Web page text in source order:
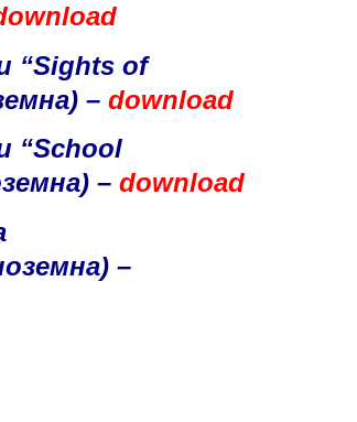
“Sights of
– download
“School
– download
–